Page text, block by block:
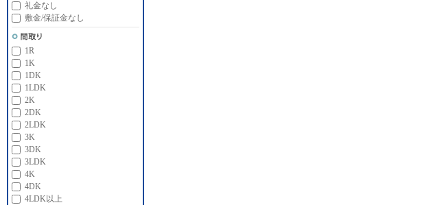
礼金なし
敷金/保証金なし
1R
1K
1DK
1LDK
2K
2DK
2LDK
3K
3DK
3LDK
4K
4DK
4LDK以上